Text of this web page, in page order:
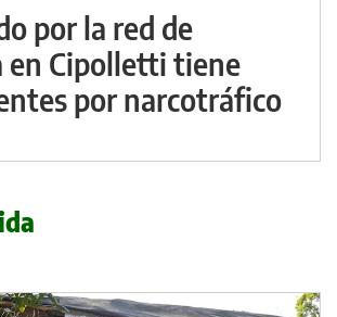
por la red de
en Cipolletti tiene
por narcotráfico